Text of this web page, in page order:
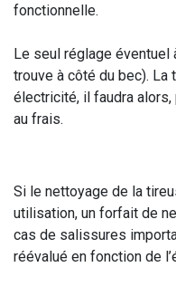
fonctionnelle.
Le seul réglage
trouve à côté du bec).
électricité, il faudra
au frais.
Si le nettoyage de la
utilisation, un forfait de
cas de salissures
réévalué en fonction de